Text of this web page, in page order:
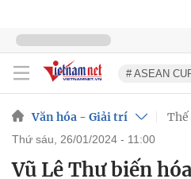
# ASEAN
Văn hóa - Giải trí Thế
thứ sáu, 26/01/2024 - 11:00
Vũ Lê Thư biến